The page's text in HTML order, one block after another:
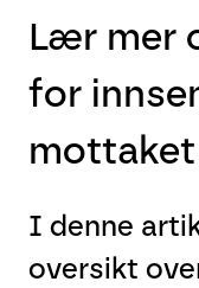
Lær mer
for
mottaket
I denne
oversikt